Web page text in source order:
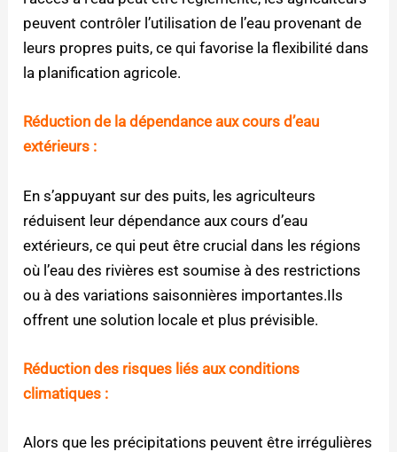
peuvent contrôler l’utilisation de l’eau provenant de
leurs propres puits, ce qui favorise la flexibilité dans
la planification agricole.
Réduction de la dépendance aux cours d’eau
extérieurs :
En s’appuyant sur des puits, les agriculteurs
réduisent leur dépendance aux cours d’eau
extérieurs, ce qui peut être crucial dans les régions
où l’eau des rivières est soumise à des restrictions
ou à des variations saisonnières importantes.Ils
offrent une solution locale et plus prévisible.
Réduction des risques liés aux conditions
climatiques :
Alors que les précipitations peuvent être irrégulières